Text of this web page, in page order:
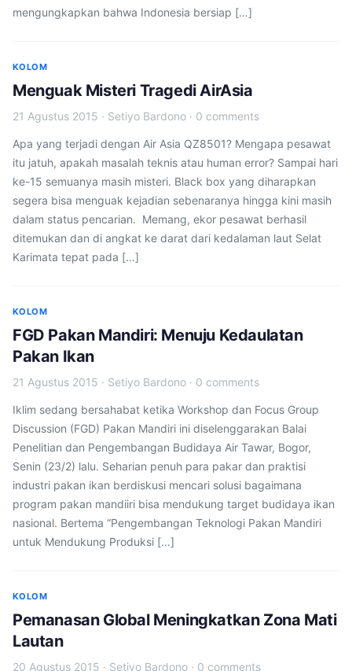
mengungkapkan bahwa Indonesia bersiap […]
KOLOM
Menguak Misteri Tragedi AirAsia
21 Agustus 2015 · Setiyo Bardono · 0 comments
Apa yang terjadi dengan Air Asia QZ8501? Mengapa pesawat
itu jatuh, apakah masalah teknis atau human error? Sampai hari
ke-15 semuanya masih misteri. Black box yang diharapkan
segera bisa menguak kejadian sebenaranya hingga kini masih
dalam status pencarian. Memang, ekor pesawat berhasil
ditemukan dan di angkat ke darat dari kedalaman laut Selat
Karimata tepat pada […]
KOLOM
FGD Pakan Mandiri: Menuju Kedaulatan
Pakan Ikan
21 Agustus 2015 · Setiyo Bardono · 0 comments
Iklim sedang bersahabat ketika Workshop dan Focus Group
Discussion (FGD) Pakan Mandiri ini diselenggarakan Balai
Penelitian dan Pengembangan Budidaya Air Tawar, Bogor,
Senin (23/2) lalu. Seharian penuh para pakar dan praktisi
industri pakan ikan berdiskusi mencari solusi bagaimana
program pakan mandiiri bisa mendukung target budidaya ikan
nasional. Bertema “Pengembangan Teknologi Pakan Mandiri
untuk Mendukung Produksi […]
KOLOM
Pemanasan Global Meningkatkan Zona Mati
Lautan
20 Agustus 2015 · Setiyo Bardono · 0 comments